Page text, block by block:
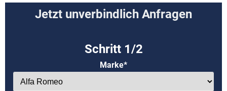
Jetzt unverbindlich Anfragen
Marke*